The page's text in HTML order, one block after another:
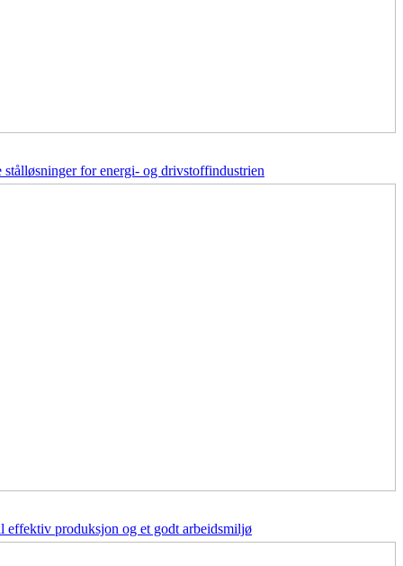
stålløsninger for energi- og drivstoffindustrien
effektiv produksjon og et godt arbeidsmiljø